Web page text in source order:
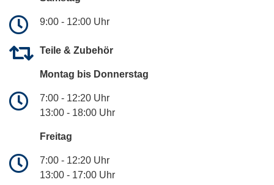
9:00 - 12:00 Uhr
Teile & Zubehör
Montag bis Donnerstag
7:00 - 12:20 Uhr
13:00 - 18:00 Uhr
Freitag
7:00 - 12:20 Uhr
13:00 - 17:00 Uhr